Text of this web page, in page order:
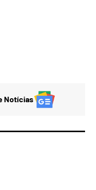
Notícias